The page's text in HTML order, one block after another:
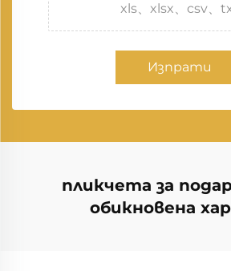
xls、xlsx、csv、
Изпрати
пликчета за
обикновена